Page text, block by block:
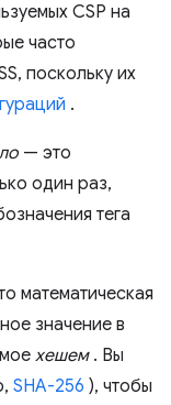
CSP на
часто
поскольку их
.
— это
один раз,
тега
математическая
значение в
хешем. Вы
SHA-256 ), чтобы